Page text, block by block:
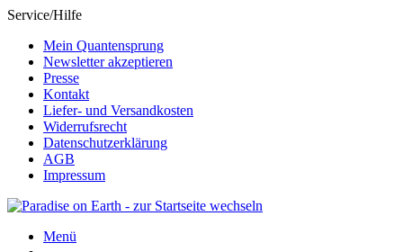
Service/Hilfe
Mein Quantensprung
Newsletter akzeptieren
Presse
Kontakt
Liefer- und Versandkosten
Widerrufsrecht
Datenschutzerklärung
AGB
Impressum
Menü